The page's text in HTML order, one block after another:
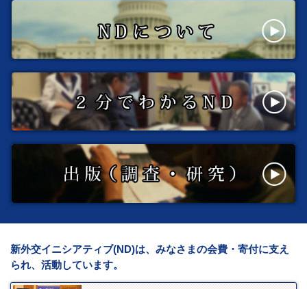
新外交イニシアティブ(ND)は、みなさまの会費・寄付に支え
られ、活動しています。